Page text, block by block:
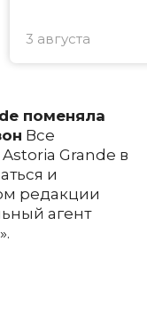
3 августа
поменяла
Все
Grande в
и
редакции
агент